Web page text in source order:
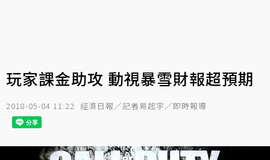
玩家課金助攻 動視暴雪財報超預期
2018-05-04 11:22 經濟日報／記者易起宇╱即時報導